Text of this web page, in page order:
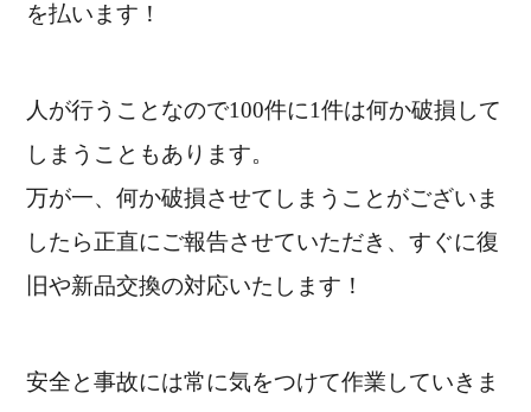
を払います！
人が行うことなので100件に1件は何か破損して
しまうこともあります。
万が一、何か破損させてしまうことがございま
したら正直にご報告させていただき、すぐに復
旧や新品交換の対応いたします！
安全と事故には常に気をつけて作業していきま